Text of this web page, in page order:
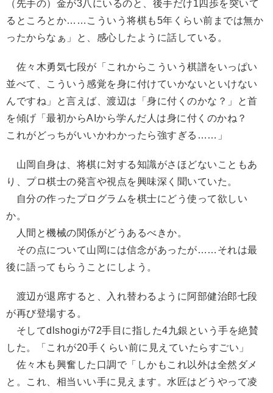
（先手の）金が3八にいるのと、後手だけ1四歩を突いて
るところとか……こういう将棋も5年くらい前までは無か
ったからなぁ」と、感心したように話している。
佐々木勇気七段が「これからこういう棋譜をいっぱい
並べて、こういう感覚を身に付けていかないといけない
んですね」と言えば、渡辺は「身に付くのかな？」と首
を傾げ「最初からAIから学んだ人は身に付くのかね？
これがどっちがいいかわかったら強すぎる……」
山岡自身は、将棋に対する知識がさほどないこともあ
り、プロ棋士の発言や視点を興味深く聞いていた。
自分の作ったプログラムを棋士にどう使って欲しい
か。
人間と機械の関係がどうあるべきか。
その点について山岡には信念があったが……それは最
後に語ってもらうことにしよう。
渡辺が退席すると、入れ替わるように阿部健治郎七段
が再び登場する。
そしてdlshogiが72手目に指した4九銀という手を絶賛
した。「これが20手くらい前に見えていたらすごい」
佐々木も興奮した口調で「しかもこれ以外は全然ダメ
と。これ、相当いい手に見えます。水匠はどうやって凌